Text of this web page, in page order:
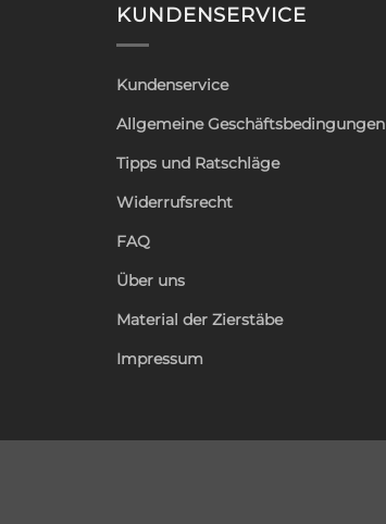
KUNDENSERVICE
Kundenservice
Allgemeine Geschäftsbedingungen
Tipps und Ratschläge
Widerrufsrecht
FAQ
Über uns
Material der Zierstäbe
Impressum